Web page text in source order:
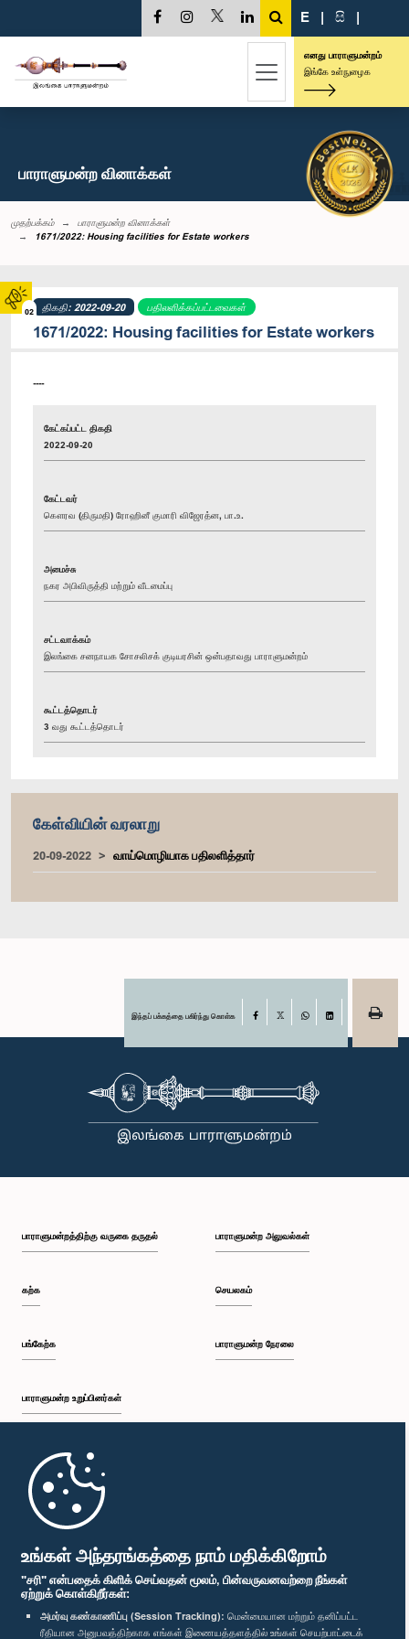
உங்கள் அந்தரங்கத்தை நாம் மதிக்கிறோம்
"சரி" என்பதைக் கிளிக் செய்வதன் மூலம், பின்வருவனவற்றை நீங்கள்
ஏற்றுக் கொள்கிறீர்கள்:
அமர்வு கண்காணிப்பு (Session Tracking): மென்மையான மற்றும் தனிப்பட்ட
ரீதியான அனுபவத்திற்காக எங்கள் இணையத்தளத்தில் உங்கள் செயற்பாட்டைக்
02
E | සි |
எனது பாராளுமன்றம்
இங்கே உள்நுழைக
பாராளுமன்ற வினாக்கள்
முதற்பக்கம்
பாராளுமன்ற வினாக்கள்
1671/2022: Housing facilities for Estate workers
திகதி: 2022-09-20 பதிலளிக்கப்பட்டவைகள்
1671/2022: Housing facilities for Estate workers
----
கேட்கப்பட்ட திகதி
2022-09-20
கேட்டவர்
கௌரவ (திருமதி) ரோஹினீ குமாரி விஜேரத்ன, பா.உ.
அமைச்சு
நகர அபிவிருத்தி மற்றும் வீடமைப்பு
சட்டவாக்கம்
இலங்கை சனநாயக சோசலிசக் குடியரசின் ஒன்பதாவது பாராளுமன்றம்
கூட்டத்தொடர்
3 வது கூட்டத்தொடர்
கேள்வியின் வரலாறு
20-09-2022 வாய்மொழியாக பதிலளித்தார்
இந்தப் பக்கத்தை பகிர்ந்து கொள்க Facebook
பாராளுமன்றத்திற்கு வருகை தருதல்
கற்க
பங்கேற்க
பாராளுமன்ற உறுப்பினர்கள்
முதற்பக்கம்
பாராளுமன்ற அலுவல்கள்
செயலகம்
பாராளுமன்ற நேரலை
பாராளுமன்ற கையடக்க செயலி
எம்மை பின்தொடர்க :